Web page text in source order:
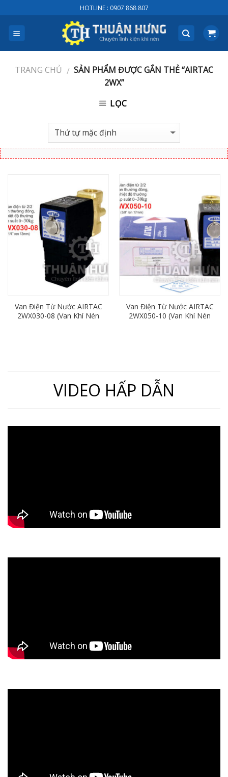
to
content
HOTLINE : 0907 868 807
TRANG CHỦ / SẢN PHẨM ĐƯỢC GẮN THẺ “AIRTAC
2WX”
LỌC
Van Điện Từ Nước AIRTAC
2WX030-08 (Van Khí Nén
Van Điện Từ Nước AIRTAC
2WX050-10 (Van Khí Nén
VIDEO HẤP DẪN